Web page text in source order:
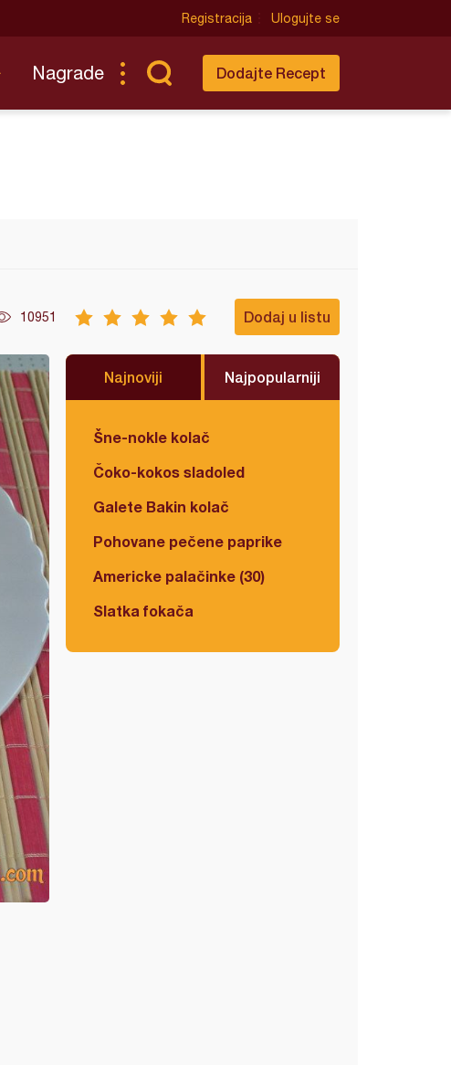
Registracija Ulogujte se
Nagrade Dodajte Recept
10951 Dodaj u listu
Najnoviji Najpopularniji
Šne-nokle kolač
Čoko-kokos sladoled
Galete Bakin kolač
Pohovane pečene paprike
Americke palačinke (30)
Slatka fokača